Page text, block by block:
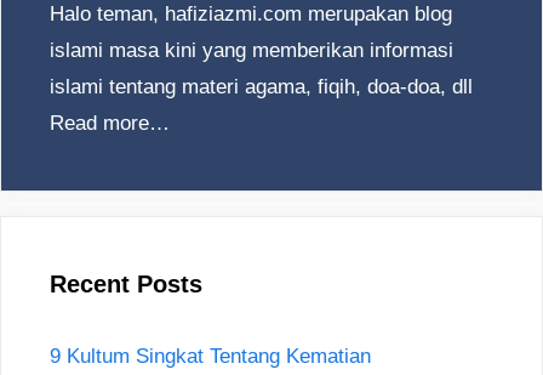
Halo teman, hafiziazmi.com merupakan blog
islami masa kini yang memberikan informasi
islami tentang materi agama, fiqih, doa-doa, dll
Read more…
Recent Posts
9 Kultum Singkat Tentang Kematian